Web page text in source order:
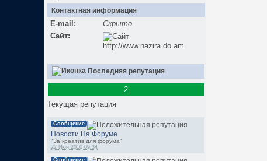
Контактная информация
E-mail:
Скрыто
Сайт:
http://www.nazira.do.am
Последняя репутация
2
Текущая репутация
Сообщение
Новости На Форуме
"За креатив для форума"
22 Июн 2010 09:34
Сообщение